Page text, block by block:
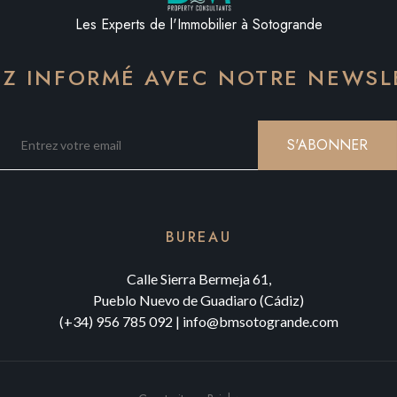
Les Experts de l'Immobilier à Sotogrande
INFORMÉ AVEC NOTRE
S'ABONNER
BUREAU
Calle Sierra Bermeja 61,
Pueblo Nuevo de Guadiaro (Cádiz)
(+34) 956 785 092 | info@bmsotogrande.com